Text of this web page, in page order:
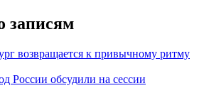
записям
возвращается к привычному ритму
России обсудили на сессии